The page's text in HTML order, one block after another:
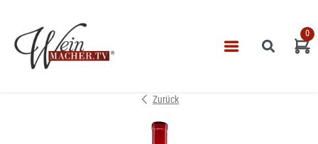
VINOTHEK
0
Zurück